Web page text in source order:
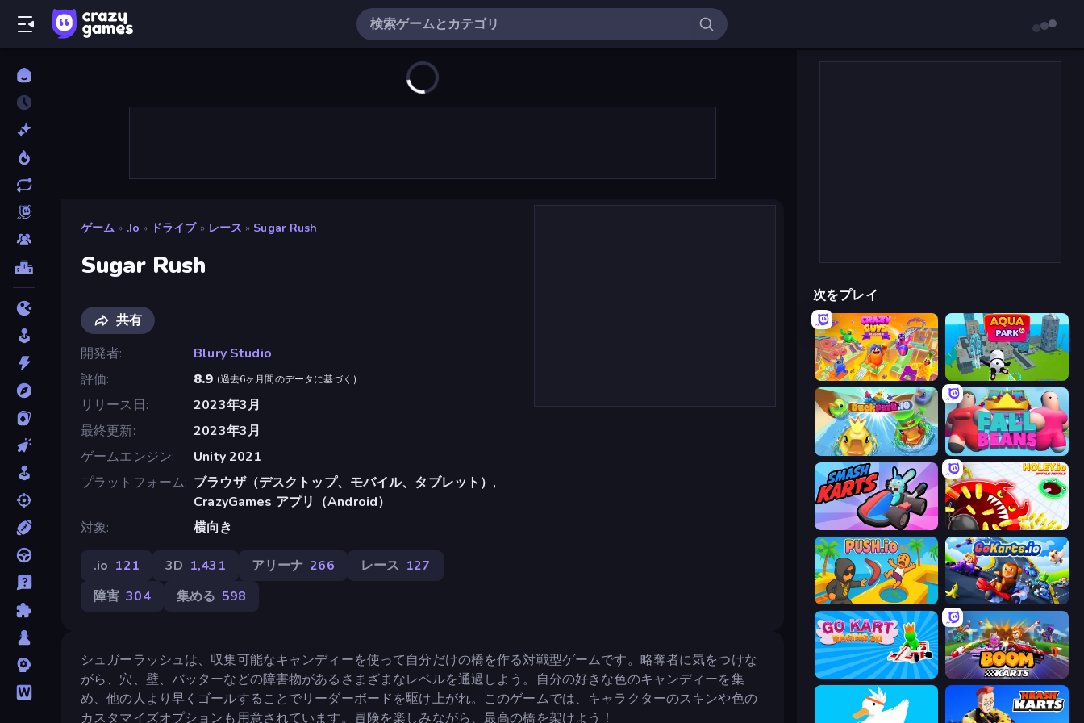
ゲーム » .io » ドライブ » レース » Sugar Rush
Sugar Rush
共有
開発者
Blury Studio
評価
8.9 (過去6ヶ月間のデータに基づく )
リリース日
2023年3月
最終更新
2023年3月
ゲームエンジン
Unity 2021
プラットフォーム ブラウザ（デスクトップ、モバイル、タブレット）,
CrazyGames アプリ（Android）
対象
横向き
.io 121 3D 1,431 アリーナ 266 レース 127
障害 304 集める 598
シュガーラッシュは、収集可能なキャンディーを使って自分だけの橋を作る対戦型ゲームです。略奪者に気をつけな
がら、穴、壁、バッターなどの障害物があるさまざまなレベルを通過しよう。自分の好きな色のキャンディーを集
め、他の人より早くゴールすることでリーダーボードを駆け上がれ。このゲームでは、キャラクターのスキンや色の
カスタマイズオプションも用意されています。冒険を楽しみながら、最高の橋を架けよう！
次をプレイ
Crazy Guys Aquapark.io
DuckPark.io Fall Beans
Smash Karts Holey.io Battle Royale
Push.io GoKarts.io
Go Kart Racing 3D Boom Karts